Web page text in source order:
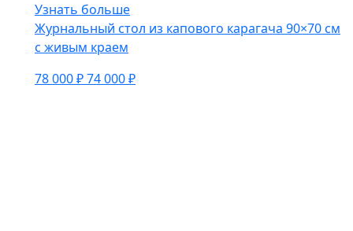
Узнать больше
Журнальный стол из капового карагача 90×70 см
с живым краем
78 000 ₽74 000 ₽